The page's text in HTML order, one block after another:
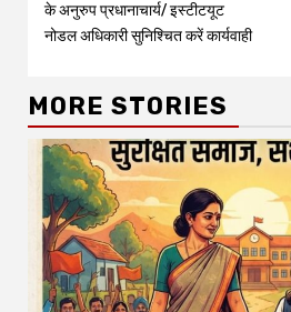
के अनुरुप प्रधानाचार्य/ इस्टीटयूट
नोडल अधिकारी सुनिश्चित करें कार्यवाही
MORE STORIES